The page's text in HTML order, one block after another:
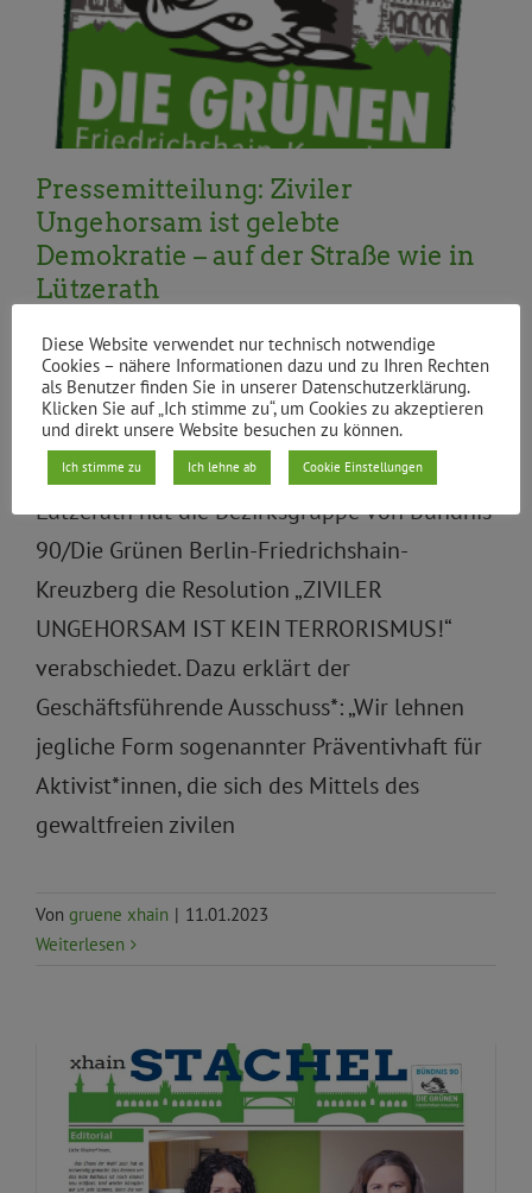
Klima Verkehr und Mobilität
Pressemitteilung: Ziviler
Ungehorsam ist gelebte
Demokratie – auf der Straße wie in
Lützerath
Berlin Xhain, 11.1.2022 - Zur Debatte um
Strafverschärfungen für Aktivist*innen der
„Letzten Generation“ und um die
bevorstehende Räumung des Dorfes
Lützerath hat die Bezirksgruppe von Bündnis
90/Die Grünen Berlin-Friedrichshain-
Kreuzberg die Resolution „ZIVILER
UNGEHORSAM IST KEIN TERRORISMUS!“
verabschiedet. Dazu erklärt der
Geschäftsführende Ausschuss*: „Wir lehnen
jegliche Form sogenannter Präventivhaft für
Aktivist*innen, die sich des Mittels des
gewaltfreien zivilen
Von gruene xhain | 11.01.2023
Weiterlesen
Aktuelles Arbeit, Soziales, Gesundheit Demokratie
und Beteiligung Familien, Kinder, Senior*innen
Diese Website verwendet nur technisch notwendige
Cookies – nähere Informationen dazu und zu Ihren Rechten
als Benutzer finden Sie in unserer Datenschutzerklärung.
Klicken Sie auf „Ich stimme zu“, um Cookies zu akzeptieren
und direkt unsere Website besuchen zu können.
Ich stimme zu Ich lehne ab Cookie Einstellungen